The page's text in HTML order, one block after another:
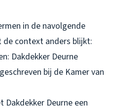
in de navolgende
de context anders blijkt:
Dakdekker Deurne
bij de Kamer van
Deurne een